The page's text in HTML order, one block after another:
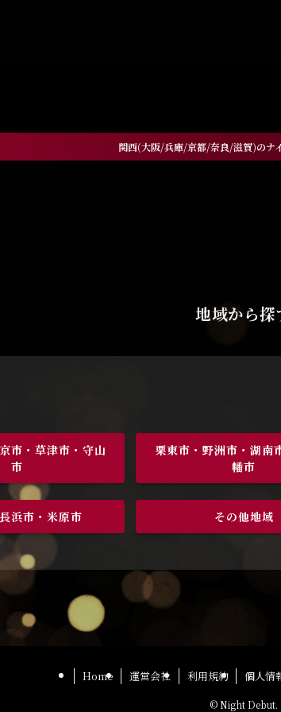
関西(大阪/兵庫/京都/奈良/滋賀)のナ
地域から探
市・草津市・守山
市
栗東市・野洲市・湖南
幡市
浜市・米原市 その他地域
Home 運営会社 利用規約 個人情
©Night Debut.